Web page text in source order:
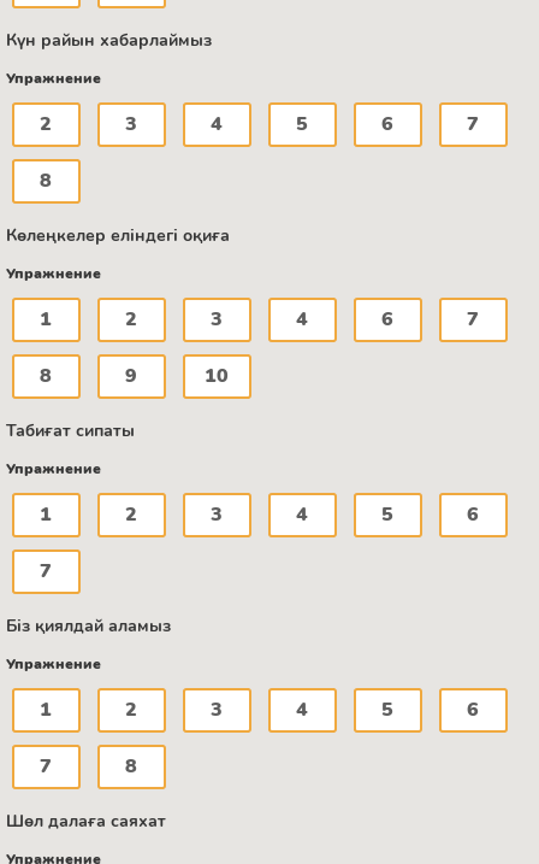
Күн райын хабарлаймыз
Упражнение
2 3 4 5 6 7
8
Көлеңкелер еліндегі оқиға
Упражнение
1 2 3 4 6 7
8 9 10
Табиғат сипаты
Упражнение
1 2 3 4 5 6
7
Біз қиялдай аламыз
Упражнение
1 2 3 4 5 6
7 8
Шөл далаға саяхат
Упражнение